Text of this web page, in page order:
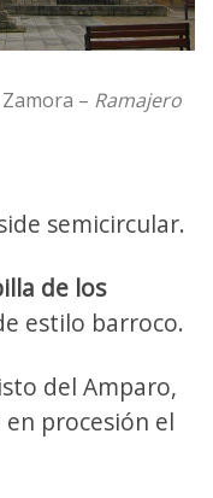
– Ramajero
semicircular.
de los
estilo barroco.
del Amparo,
en procesión el